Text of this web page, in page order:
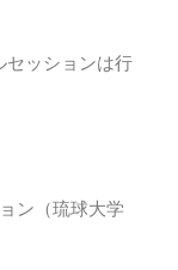
セッションは行
ン（琉球大学